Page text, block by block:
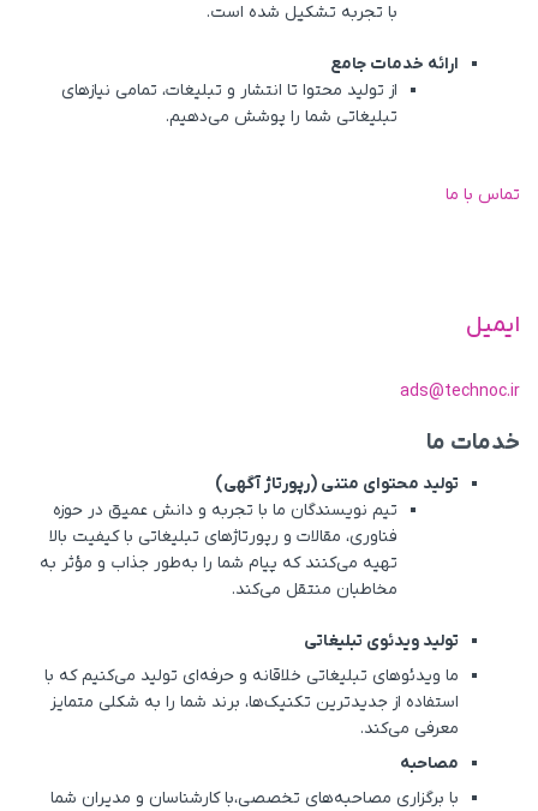
با تجربه تشکیل شده است.
ارائه خدمات جامع
از تولید محتوا تا انتشار و تبلیغات، تمامی نیازهای
تبلیغاتی شما را پوشش می‌دهیم.
تماس با ما
ایمیل
ads@technoc.ir
خدمات ما
تولید محتوای متنی (رپورتاژ آگهی)
تیم نویسندگان ما با تجربه و دانش عمیق در حوزه
فناوری، مقالات و رپورتاژهای تبلیغاتی با کیفیت بالا
تهیه می‌کنند که پیام شما را به‌طور جذاب و مؤثر به
مخاطبان منتقل می‌کند.
تولید ویدئوی تبلیغاتی
ما ویدئوهای تبلیغاتی خلاقانه و حرفه‌ای تولید می‌کنیم که با
استفاده از جدیدترین تکنیک‌ها، برند شما را به شکلی متمایز
معرفی می‌کند.
مصاحبه
با برگزاری مصاحبه‌های تخصصی،با کارشناسان و مدیران شما